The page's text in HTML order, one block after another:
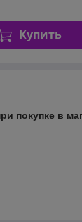
Купить
покупке в